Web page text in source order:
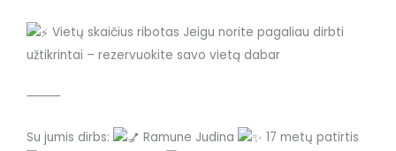
Vietų skaičius ribotas Jeigu norite pagaliau dirbti
užtikrintai – rezervuokite savo vietą dabar
⸻
Su jumis dirbs: Ramune Judina
17 metų patirtis